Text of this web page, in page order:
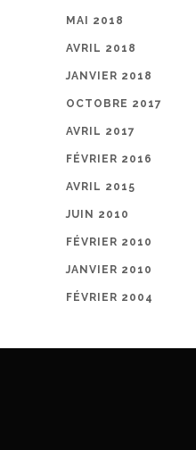
MAI 2018
AVRIL 2018
JANVIER 2018
OCTOBRE 2017
AVRIL 2017
FÉVRIER 2016
AVRIL 2015
JUIN 2010
FÉVRIER 2010
JANVIER 2010
FÉVRIER 2004